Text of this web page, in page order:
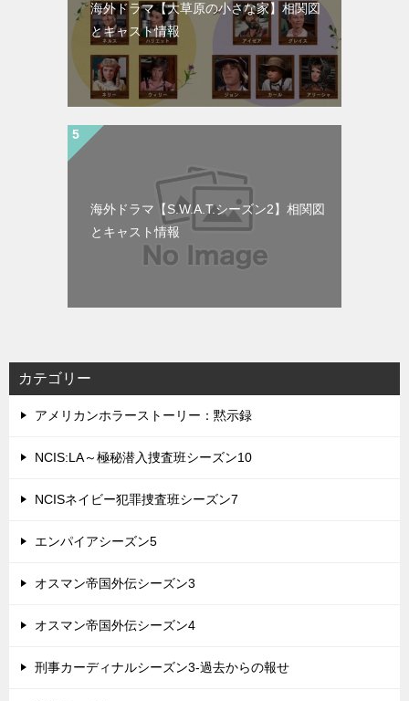
海外ドラマ【大草原の小さな家】相関図
とキャスト情報
海外ドラマ【S.W.A.T.シーズン2】相関図
とキャスト情報
カテゴリー
アメリカンホラーストーリー：黙示録
NCIS:LA～極秘潜入捜査班シーズン10
NCISネイビー犯罪捜査班シーズン7
エンパイアシーズン5
オスマン帝国外伝シーズン3
オスマン帝国外伝シーズン4
刑事カーディナルシーズン3-過去からの報せ